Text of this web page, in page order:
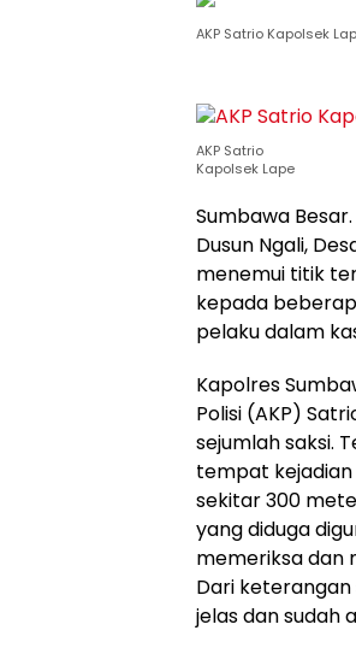
AKP Satrio Kapolsek
AKP Satrio
Kapolsek Lape
Sumbawa
Dusun Ngali,
menemui titik
kepada
pelaku dalam
Kapolres
Polisi (AKP)
sejumlah saksi.
tempat
sekitar 300
yang diduga
memeriksa dan
Dari
jelas dan sudah